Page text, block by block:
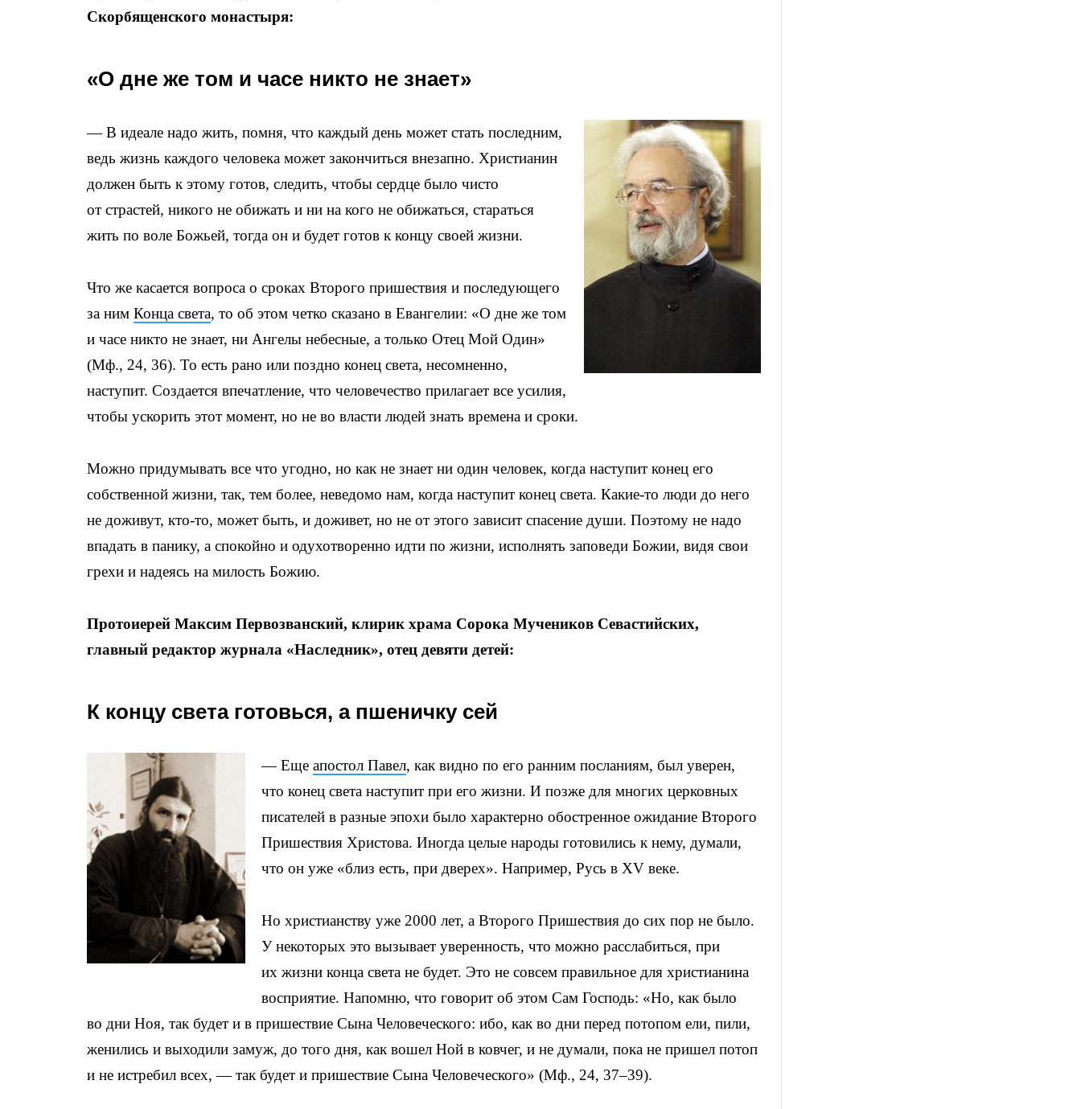
Скорбященского монастыря:
«О дне же том и часе никто не знает»
— В идеале надо жить, помня, что каждый день может стать последним,
ведь жизнь каждого человека может закончиться внезапно. Христианин
должен быть к этому готов, следить, чтобы сердце было чисто
от страстей, никого не обижать и ни на кого не обижаться, стараться
жить по воле Божьей, тогда он и будет готов к концу своей жизни.
Что же касается вопроса о сроках Второго пришествия и последующего
за ним Конца света, то об этом четко сказано в Евангелии: «О дне же том
и часе никто не знает, ни Ангелы небесные, а только Отец Мой Один»
(Мф., 24, 36). То есть рано или поздно конец света, несомненно,
наступит. Создается впечатление, что человечество прилагает все усилия,
чтобы ускорить этот момент, но не во власти людей знать времена и сроки.
Можно придумывать все что угодно, но как не знает ни один человек, когда наступит конец его
собственной жизни, так, тем более, неведомо нам, когда наступит конец света. Какие-то люди до него
не доживут, кто-то, может быть, и доживет, но не от этого зависит спасение души. Поэтому не надо
впадать в панику, а спокойно и одухотворенно идти по жизни, исполнять заповеди Божии, видя свои
грехи и надеясь на милость Божию.
Протоиерей Максим Первозванский, клирик храма Сорока Мучеников Севастийских,
главный редактор журнала «Наследник», отец девяти детей:
К концу света готовься, а пшеничку сей
— Еще апостол Павел, как видно по его ранним посланиям, был уверен,
что конец света наступит при его жизни. И позже для многих церковных
писателей в разные эпохи было характерно обостренное ожидание Второго
Пришествия Христова. Иногда целые народы готовились к нему, думали,
что он уже «близ есть, при дверех». Например, Русь в XV веке.
Но христианству уже 2000 лет, а Второго Пришествия до сих пор не было.
У некоторых это вызывает уверенность, что можно расслабиться, при
их жизни конца света не будет. Это не совсем правильное для христианина
восприятие. Напомню, что говорит об этом Сам Господь: «Но, как было
во дни Ноя, так будет и в пришествие Сына Человеческого: ибо, как во дни перед потопом ели, пили,
женились и выходили замуж, до того дня, как вошел Ной в ковчег, и не думали, пока не пришел потоп
и не истребил всех, — так будет и пришествие Сына Человеческого» (Мф., 24, 37–39).